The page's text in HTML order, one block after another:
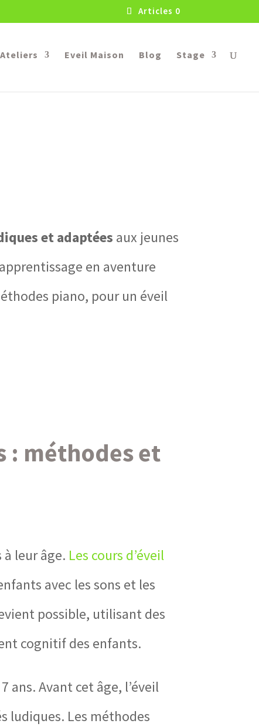
Articles 0
Ateliers Eveil Maison Blog Stage
et adaptées aux jeunes
en aventure
piano, pour un éveil
: méthodes et
leur âge. Les cours d’éveil
avec les sons et les
possible, utilisant des
cognitif des enfants.
Avant cet âge, l’éveil
ludiques. Les méthodes